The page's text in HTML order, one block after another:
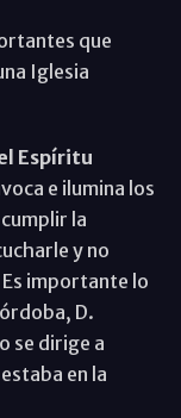
que
Iglesia
Espíritu
e ilumina los
la
y no
importante lo
D.
se dirige a
en la